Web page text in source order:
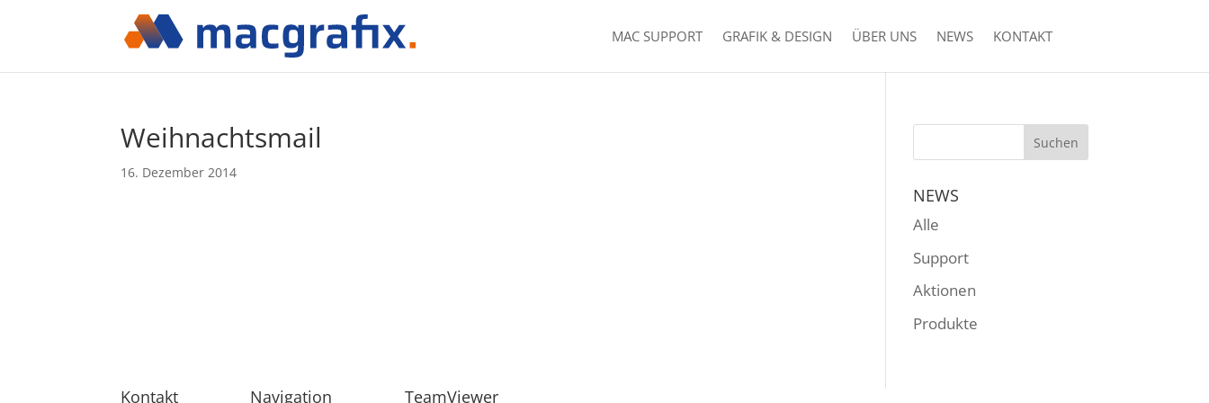
MAC SUPPORT GRAFIK & DESIGN ÜBER UNS NEWS KONTAKT
Weihnachtsmail
16. Dezember 2014
NEWS
Alle
Support
Aktionen
Produkte
Kontakt Navigation TeamViewer